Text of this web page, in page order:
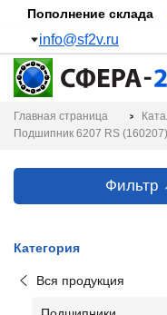
Пополнение склада
info@sf2v.ru
Главная страница
Подшипник 6207 RS (160207)
Фильтр
Категория
Вся продукция